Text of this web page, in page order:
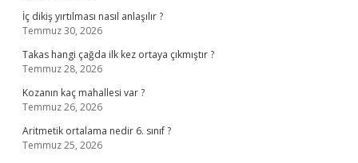
İç dikiş yırtılması nasıl anlaşılır ?
Temmuz 30, 2026
Takas hangi çağda ilk kez ortaya çıkmıştır ?
Temmuz 28, 2026
Kozanın kaç mahallesi var ?
Temmuz 26, 2026
Aritmetik ortalama nedir 6. sınıf ?
Temmuz 25, 2026